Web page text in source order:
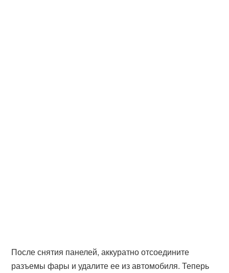
После снятия панелей, аккуратно отсоедините
разъемы фары и удалите ее из автомобиля. Теперь